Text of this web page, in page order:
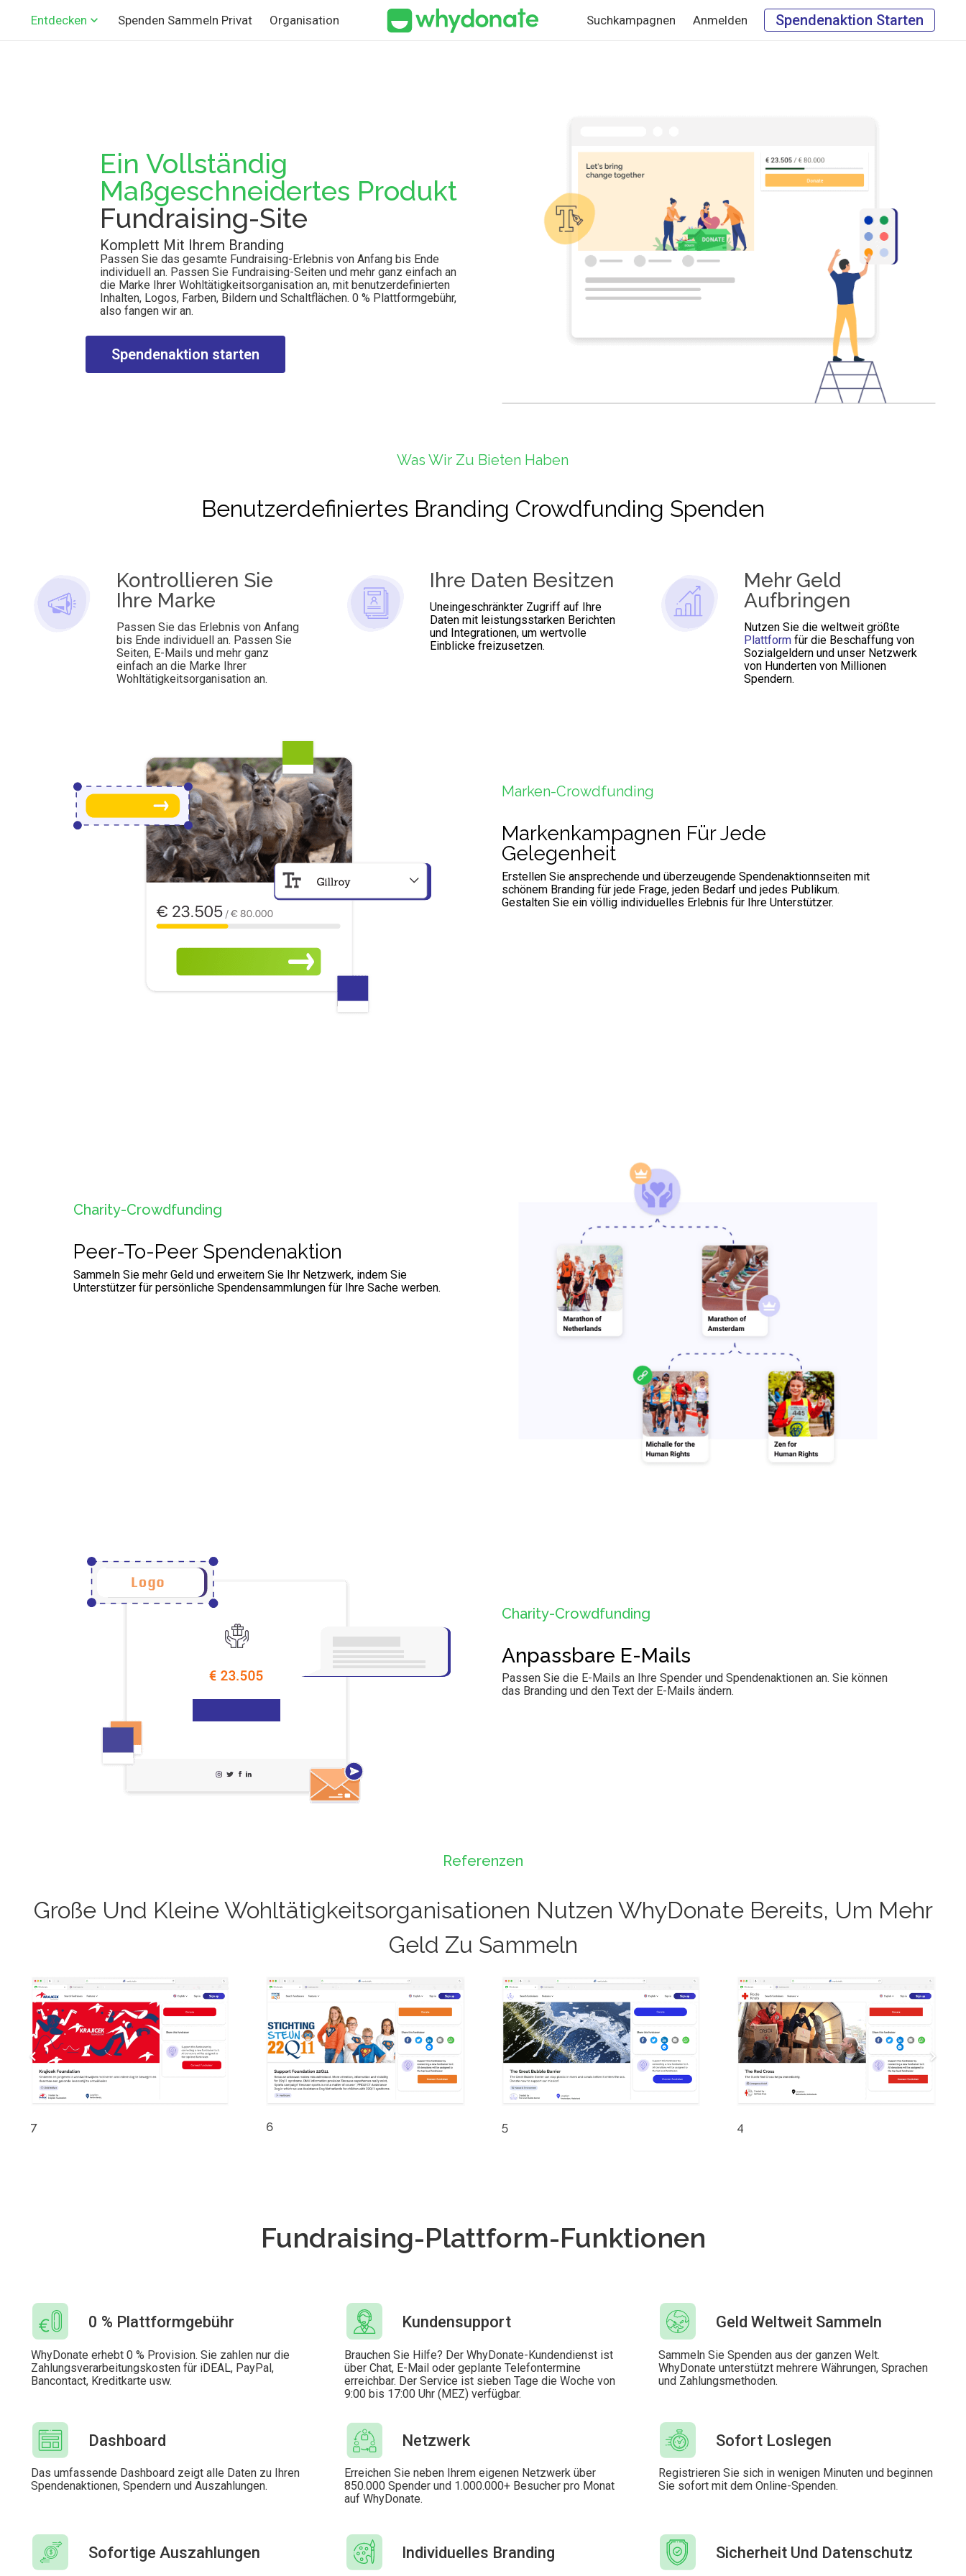
Entdecken Spenden Sammeln Privat Organisation Suchkampagnen Anmelden Spendenaktion Starten
Ein Vollständig
Maßgeschneidertes Produkt
Fundraising-Site
Komplett Mit Ihrem Branding
Passen Sie das gesamte Fundraising-Erlebnis von Anfang bis Ende
individuell an. Passen Sie Fundraising-Seiten und mehr ganz einfach an
die Marke Ihrer Wohltätigkeitsorganisation an, mit benutzerdefinierten
Inhalten, Logos, Farben, Bildern und Schaltflächen. 0 % Plattformgebühr,
also fangen wir an.
Spendenaktion starten
Was Wir Zu Bieten Haben
Benutzerdefiniertes Branding Crowdfunding Spenden
Kontrollieren Sie
Ihre Marke
Passen Sie das Erlebnis von Anfang
bis Ende individuell an. Passen Sie
Seiten, E-Mails und mehr ganz
einfach an die Marke Ihrer
Wohltätigkeitsorganisation an.
Ihre Daten Besitzen
Uneingeschränkter Zugriff auf Ihre
Daten mit leistungsstarken Berichten
und Integrationen, um wertvolle
Einblicke freizusetzen.
Mehr Geld
Aufbringen
Nutzen Sie die weltweit größte
Plattformfür die Beschaffung von
Sozialgeldern und unser Netzwerk
von Hunderten von Millionen
Spendern.
Marken-Crowdfunding
Markenkampagnen Für Jede
Gelegenheit
Erstellen Sie ansprechende und überzeugende Spendenaktionnseiten mit
schönem Branding für jede Frage, jeden Bedarf und jedes Publikum.
Gestalten Sie ein völlig individuelles Erlebnis für Ihre Unterstützer.
Charity-Crowdfunding
Peer-To-Peer Spendenaktion
Sammeln Sie mehr Geld und erweitern Sie Ihr Netzwerk, indem Sie
Unterstützer für persönliche Spendensammlungen für Ihre Sache werben.
Charity-Crowdfunding
Anpassbare E-Mails
Passen Sie die E-Mails an Ihre Spender und Spendenaktionen an. Sie können
das Branding und den Text der E-Mails ändern.
Referenzen
Große Und Kleine Wohltätigkeitsorganisationen Nutzen WhyDonate Bereits, Um Mehr
Geld Zu Sammeln
7 6 5 4
Fundraising-Plattform-Funktionen
0 % Plattformgebühr
WhyDonate erhebt 0 % Provision. Sie zahlen nur die
Zahlungsverarbeitungskosten für iDEAL, PayPal,
Bancontact, Kreditkarte usw.
Kundensupport
Brauchen Sie Hilfe? Der WhyDonate-Kundendienst ist
über Chat, E-Mail oder geplante Telefontermine
erreichbar. Der Service ist sieben Tage die Woche von
9:00 bis 17:00 Uhr (MEZ) verfügbar.
Geld Weltweit Sammeln
Sammeln Sie Spenden aus der ganzen Welt.
WhyDonate unterstützt mehrere Währungen, Sprachen
und Zahlungsmethoden.
Dashboard
Das umfassende Dashboard zeigt alle Daten zu Ihren
Spendenaktionen, Spendern und Auszahlungen.
Netzwerk
Erreichen Sie neben Ihrem eigenen Netzwerk über
850.000 Spender und 1.000.000+ Besucher pro Monat
auf WhyDonate.
Sofort Loslegen
Registrieren Sie sich in wenigen Minuten und beginnen
Sie sofort mit dem Online-Spenden.
Sofortige Auszahlungen Individuelles Branding Sicherheit Und Datenschutz